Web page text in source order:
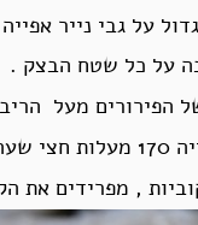
על גבי נייר
על כל שטח הבצק .
הפירורים מעל
מפרידים את הקוביות